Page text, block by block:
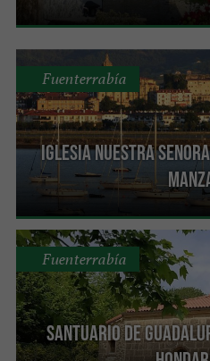
Iglesia Nuestra
Fuenterrabía
Santuario de
Fuenterrabía